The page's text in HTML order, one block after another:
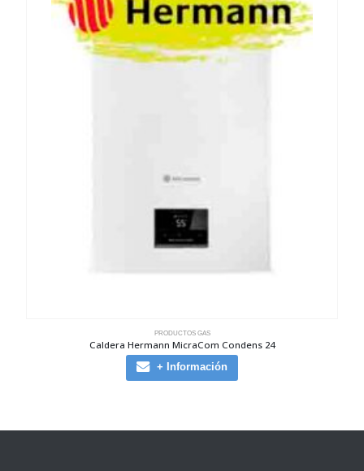
PRODUCTOS GAS
Caldera Hermann MicraCom Condens 24
+ Información